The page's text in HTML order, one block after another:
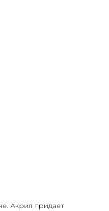
Акрил придает